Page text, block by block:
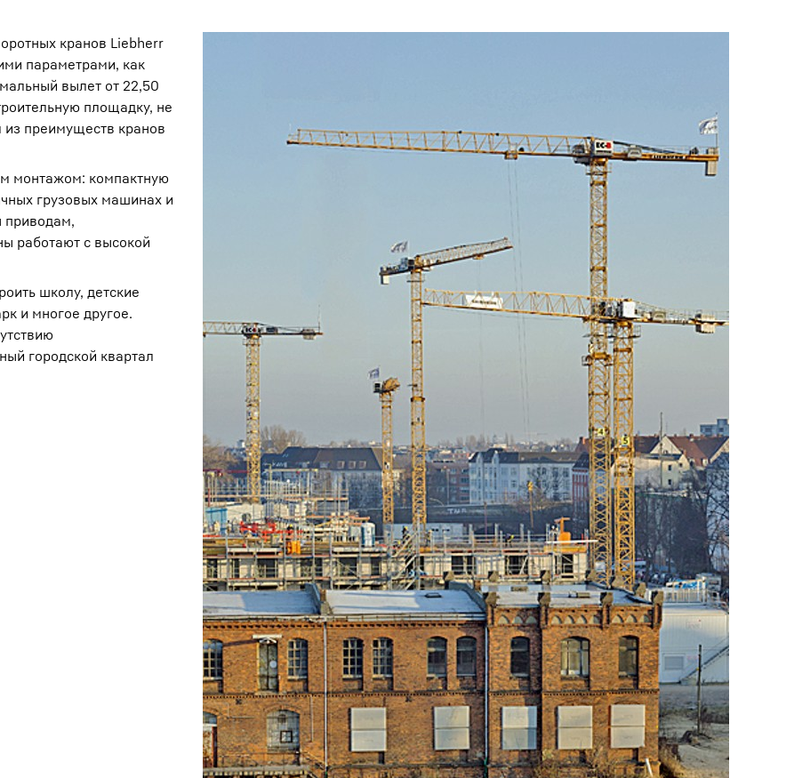
кранов Liebherr
параметрами, как
вылет от 22,50
площадку, не
из преимуществ кранов
монтажом: компактную
грузовых машинах и
приводам,
работают с высокой
школу, детские
и многое другое.
городской квартал